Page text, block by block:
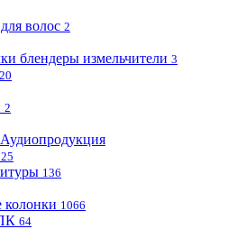
волос 2
блендеры измельчители 3
20
2
Аудиопродукция
136
колонки 1066
64